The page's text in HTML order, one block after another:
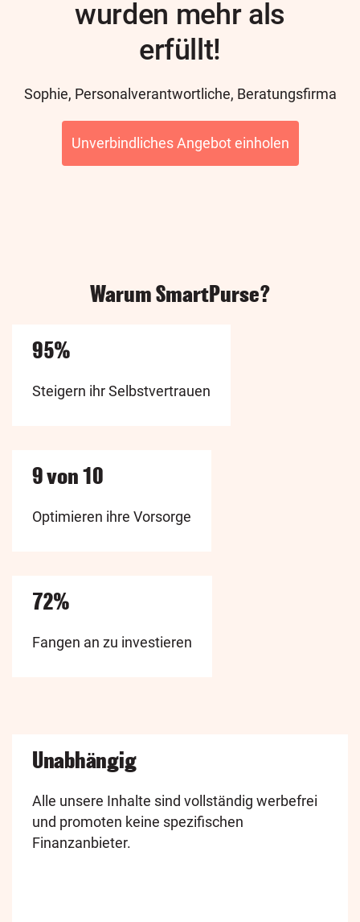
wurden mehr als
erfüllt!
Author
Sophie, Personalverantwortliche, Beratungsfirma
Unverbindliches Angebot einholen
Warum SmartPurse?
95%
Steigern ihr Selbstvertrauen
9 von 10
Optimieren ihre Vorsorge
72%
Fangen an zu investieren
Unabhängig
Alle unsere Inhalte sind vollständig werbefrei
und promoten keine spezifischen
Finanzanbieter.